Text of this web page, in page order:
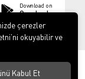
Download on
Google play
saklıdır.
çerezler
okuyabilir ve
Kabul Et